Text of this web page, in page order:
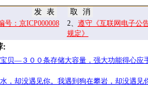
号：京ICP000008
2、 遵守《互联网电子公
规定》
:
贝—３００条存储大容量，强大功能得心应
，却没遇见你。我遇到狗在攀岩，却没遇